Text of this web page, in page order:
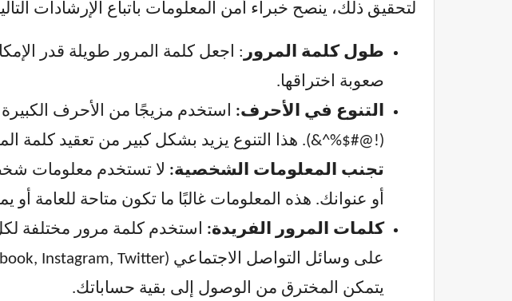
لتحقيق ذلك، ينصح خبراء أمن المعلومات باتباع الإرشادات
طول كلمة المرور
صعوبة اختراقها.
التنوع في الأحرف:
(!@#$%^&). هذا التنوع يزيد بشكل كبير من تعقيد كلمة
تجنب المعلومات الشخصية: لا تستخدم معلومات
أو عنوانك. هذه المعلومات غالبًا ما تكون متاحة للعامة
كلمات المرور الفريدة: استخدم كلمة مرور مختلفة
يتمكن المخترق من الوصول إلى بقية حساباتك.